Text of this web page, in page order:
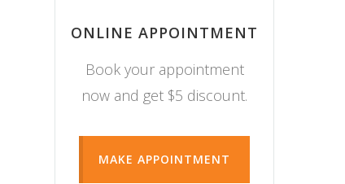
ONLINE APPOINTMENT
Book your appointment
now and get $5 discount.
MAKE APPOINTMENT